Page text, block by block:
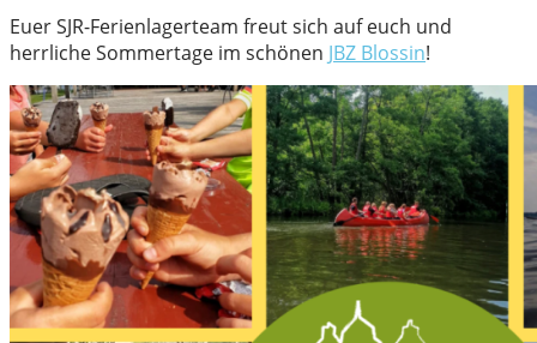
Euer SJR-Ferienlagerteam freut sich auf euch und
herrliche Sommertage im schönen JBZ Blossin!